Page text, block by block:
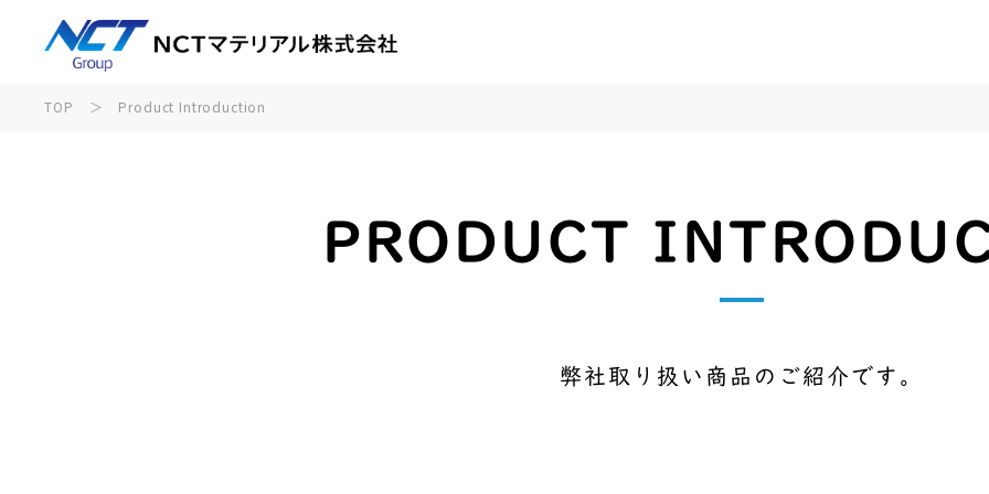
TOP ＞ Product Introduction
PRODUCT
弊社取り扱い商品のご紹介です。